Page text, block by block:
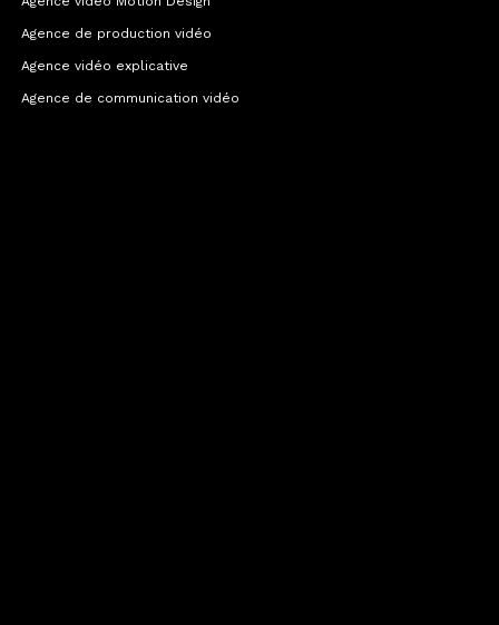
Agence de production vidéo
Agence vidéo explicative
Agence de communication vidéo